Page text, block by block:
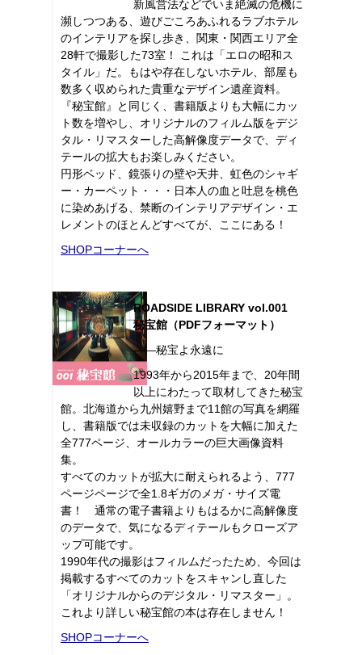
新風営法などでいま絶滅の危機に
瀕しつつある、遊びごころあふれるラブホテル
のインテリアを探し歩き、関東・関西エリア全
28軒で撮影した73室！ これは「エロの昭和ス
タイル」だ。もはや存在しないホテル、部屋も
数多く収められた貴重なデザイン遺産資料。
『秘宝館』と同じく、書籍版よりも大幅にカッ
ト数を増やし、オリジナルのフィルム版をデジ
タル・リマスターした高解像度データで、ディ
テールの拡大もお楽しみください。
円形ベッド、鏡張りの壁や天井、虹色のシャギ
ー・カーペット・・・日本人の血と吐息を桃色
に染めあげる、禁断のインテリアデザイン・エ
レメントのほとんどすべてが、ここにある！
SHOPコーナーへ
ROADSIDE LIBRARY vol.001
秘宝館（PDFフォーマット）
――秘宝よ永遠に
1993年から2015年まで、20年間
以上にわたって取材してきた秘宝
館。北海道から九州嬉野まで11館の写真を網羅
し、書籍版では未収録のカットを大幅に加えた
全777ページ、オールカラーの巨大画像資料
集。
すべてのカットが拡大に耐えられるよう、777
ページページで全1.8ギガのメガ・サイズ電
書！ 通常の電子書籍よりもはるかに高解像度
のデータで、気になるディテールもクローズア
ップ可能です。
1990年代の撮影はフィルムだったため、今回は
掲載するすべてのカットをスキャンし直した
「オリジナルからのデジタル・リマスター」。
これより詳しい秘宝館の本は存在しません！
SHOPコーナーへ